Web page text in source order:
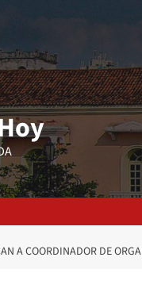
A COORDINADOR DE